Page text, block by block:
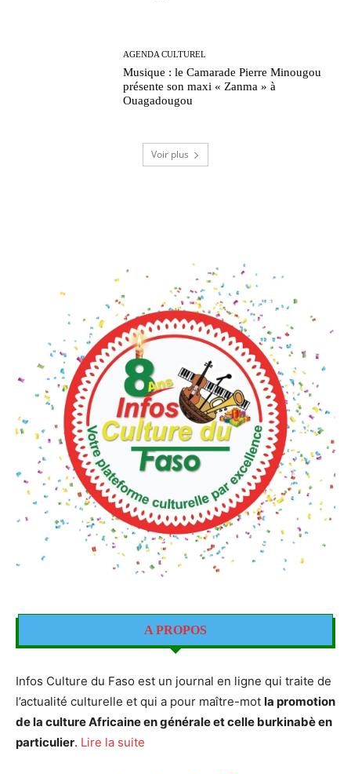
AGENDA CULTUREL
Musique : le Camarade Pierre Minougou
présente son maxi « Zanma » à
Ouagadougou
Voir plus
A PROPOS
Infos Culture du Faso est un journal en ligne qui traite de
l’actualité culturelle et qui a pour maître-mot la promotion
de la culture Africaine en générale et celle burkinabè en
particulier. Lire la suite